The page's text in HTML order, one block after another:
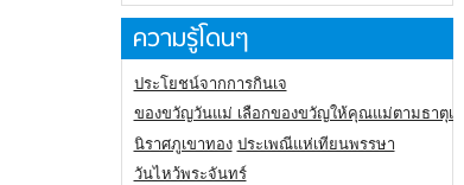
ความรู้โดนๆ
ประโยชน์จากการกินเจ
ของขวัญวันแม่ เลือกของขวัญให้คุณแม่ตามธาตุเกิด
นิราศภูเขาทอง ประเพณีแห่เทียนพรรษา
วันไหว้พระจันทร์